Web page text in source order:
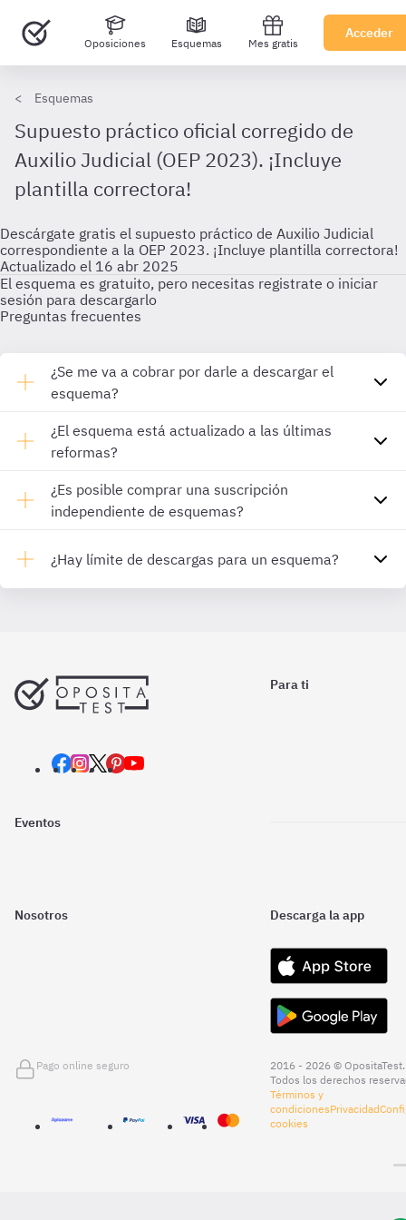
Oposiciones Esquemas Mes gratis
Acceder
Esquemas
Supuesto práctico oficial corregido de
Auxilio Judicial (OEP 2023). ¡Incluye
plantilla correctora!
Descárgate gratis el supuesto práctico de Auxilio Judicial
correspondiente a la OEP 2023. ¡Incluye plantilla correctora!
Actualizado el 16 abr 2025
El esquema es gratuito, pero necesitas registrate o iniciar
sesión para descargarlo
Preguntas frecuentes
¿Se me va a cobrar por darle a descargar el
esquema?
¿El esquema está actualizado a las últimas
reformas?
¿Es posible comprar una suscripción
independiente de esquemas?
¿Hay límite de descargas para un esquema?
Para ti
Eventos
Nosotros Descarga la app
Pago online seguro
2016 - 2026 © OpositaTest.
Todos los derechos
Términos y
condicionesPrivacidad
cookies